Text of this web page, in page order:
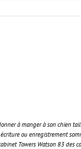
à manger à son chien
ou enregistrement
Towers Watson 83 des